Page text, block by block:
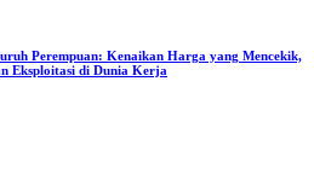
Perempuan: Kenaikan Harga yang Mencekik,
Eksploitasi di Dunia Kerja